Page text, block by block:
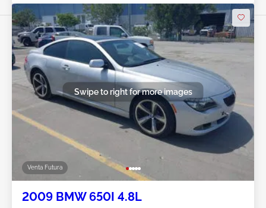
Venta Futura
Swipe to right for more images
2009 BMW 650I 4.8L